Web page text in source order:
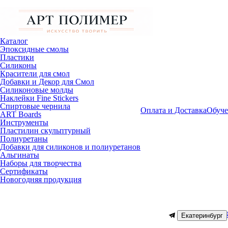
Каталог
Эпоксидные смолы
Пластики
Силиконы
Красители для смол
Добавки и Декор для Смол
Силиконовые молды
Наклейки Fine Stickers
Спиртовые чернила
ART Boards
Инструменты
Пластилин скульптурный
Полиуретаны
Добавки для силиконов и полиуретанов
Альгинаты
Наборы для творчества
Сертификаты
Новогодняя продукция
Оплата и Доставка
Екатеринбург